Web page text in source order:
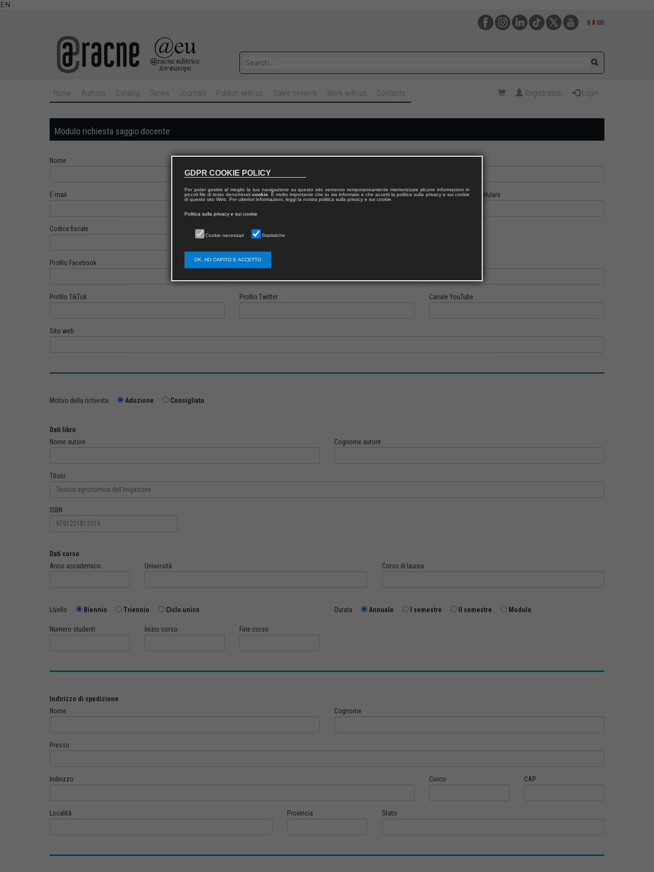
EN
Home Authors Catalog Series Journals Publish with us Sales network Work with us Contacts Registration Login
Modulo richiesta saggio docente
Nome
E-mail Telefono fisso Cellulare
Codice fiscale
Profilo Facebook Profilo Instagram
Profilo TikTok Profilo Twitter Canale YouTube
Sito web
Motivo della richiesta Adozione Consigliato
Dati libro
Nome autore
Cognome autore
Titolo
ISBN
Dati corso
Anno accademico
Università Corso di laurea
Livello Biennio Triennio Ciclo unico Durata Annuale I semestre II semestre Modulo
Numero studenti Inizio corso Fine corso
Indirizzo di spedizione
Nome
Cognome
Presso
Indirizzo Civico CAP
Località Provincia Stato
GDPR COOKIE POLICY
Per poter gestire al meglio la tua navigazione su questo sito verranno temporaneamente memorizzate alcune informazioni in
piccoli file di testo denominati cookie. È molto importante che tu sia informato e che accetti la politica sulla privacy e sui cookie
di questo sito Web. Per ulteriori informazioni, leggi la nostra politica sulla privacy e sui cookie.
Politica sulla privacy e sui cookie
Cookie necessari Statistiche
OK, HO CAPITO E ACCETTO